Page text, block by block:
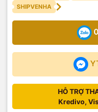
SHIPVENHA
HỖ TRỢ
Kredivo,